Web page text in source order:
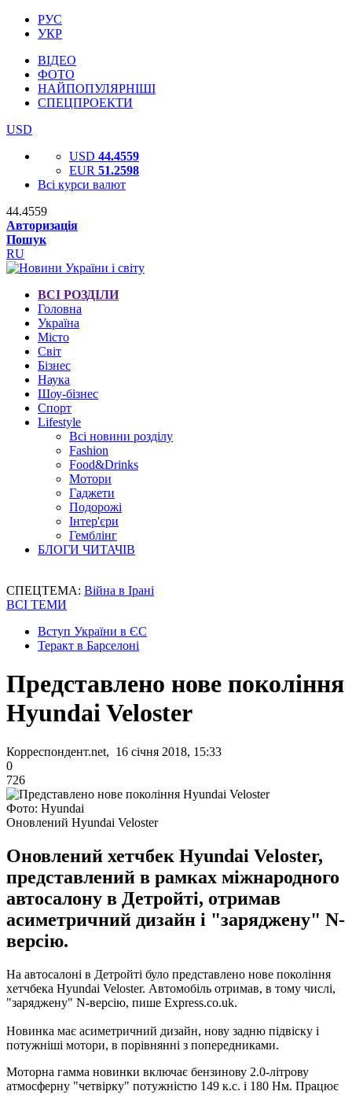
РУС
УКР
ВІДЕО
ФОТО
НАЙПОПУЛЯРНІШІ
СПЕЦПРОЕКТИ
USD
USD 44.4559
EUR 51.2598
Всі курси валют
44.4559
Авторизація
Пошук
RU
ВСІ РОЗДІЛИ
Головна
Україна
Місто
Світ
Бізнес
Наука
Шоу-бізнес
Спорт
Lifestyle
Всі новини розділу
Fashion
Food&Drinks
Мотори
Гаджети
Подорожі
Інтер'єри
Гемблінг
БЛОГИ ЧИТАЧІВ
СПЕЦТЕМА: Війна в Ірані
ВСІ ТЕМИ
Вступ України в ЄС
Теракт в Барселоні
Представлено нове покоління
Hyundai Veloster
Корреспондент.net, 16 січня 2018, 15:33
0
726
Фото: Hyundai
Оновлений Hyundai Veloster
Оновлений хетчбек Hyundai Veloster,
представлений в рамках міжнародного
автосалону в Детройті, отримав
асиметричний дизайн і "заряджену" N-
версію.
На автосалоні в Детройті було представлено нове покоління
хетчбека Hyundai Veloster. Автомобіль отримав, в тому числі,
"заряджену" N-версію, пише Express.co.uk.
Новинка має асиметричний дизайн, нову задню підвіску і
потужніші мотори, в порівнянні з попередниками.
Моторна гамма новинки включає бензинову 2.0-літрову
атмосферну "четвірку" потужністю 149 к.с. і 180 Нм. Працює